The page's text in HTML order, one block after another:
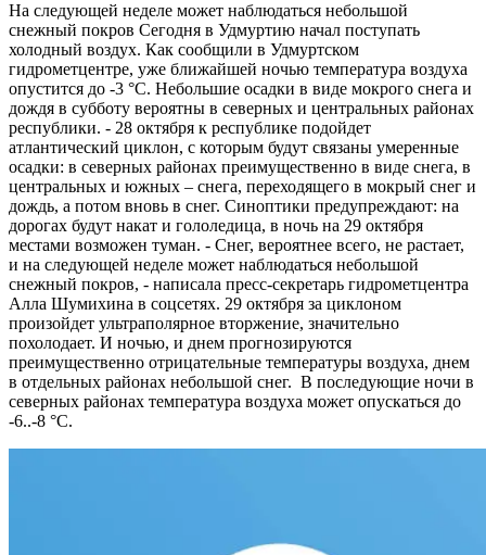
На следующей неделе может наблюдаться небольшой
снежный покров Сегодня в Удмуртию начал поступать
холодный воздух. Как сообщили в Удмуртском
гидрометцентре, уже ближайшей ночью температура воздуха
опустится до -3 °С. Небольшие осадки в виде мокрого снега и
дождя в субботу вероятны в северных и центральных районах
республики. - 28 октября к республике подойдет
атлантический циклон, с которым будут связаны умеренные
осадки: в северных районах преимущественно в виде снега, в
центральных и южных – снега, переходящего в мокрый снег и
дождь, а потом вновь в снег. Синоптики предупреждают: на
дорогах будут накат и гололедица, в ночь на 29 октября
местами возможен туман. - Снег, вероятнее всего, не растает,
и на следующей неделе может наблюдаться небольшой
снежный покров, - написала пресс-секретарь гидрометцентра
Алла Шумихина в соцсетях. 29 октября за циклоном
произойдет ультраполярное вторжение, значительно
похолодает. И ночью, и днем прогнозируются
преимущественно отрицательные температуры воздуха, днем
в отдельных районах небольшой снег. В последующие ночи в
северных районах температура воздуха может опускаться до
-6..-8 °С.